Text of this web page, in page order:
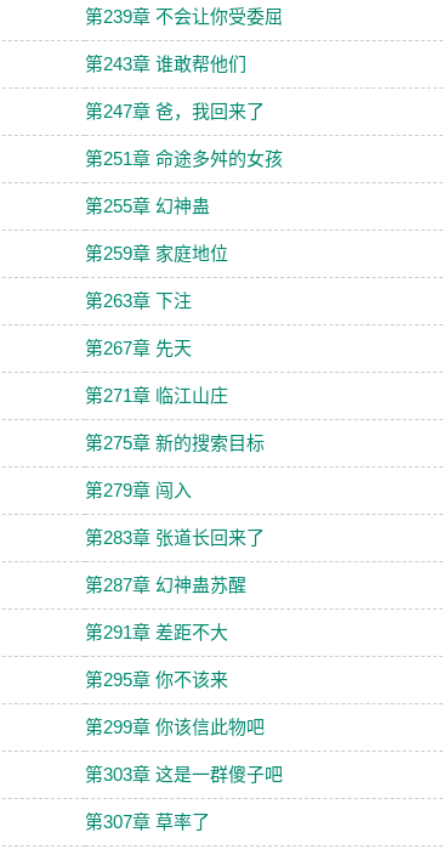
第239章 不会让你受委屈
第243章 谁敢帮他们
第247章 爸，我回来了
第251章 命途多舛的女孩
第255章 幻神蛊
第259章 家庭地位
第263章 下注
第267章 先天
第271章 临江山庄
第275章 新的搜索目标
第279章 闯入
第283章 张道长回来了
第287章 幻神蛊苏醒
第291章 差距不大
第295章 你不该来
第299章 你该信此物吧
第303章 这是一群傻子吧
第307章 草率了